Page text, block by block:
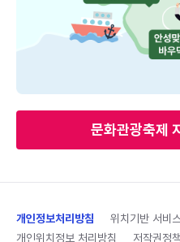
문화관광축제
개인정보처리방침
위치기반 서비
개인위치정보 처리방침
저작권정책